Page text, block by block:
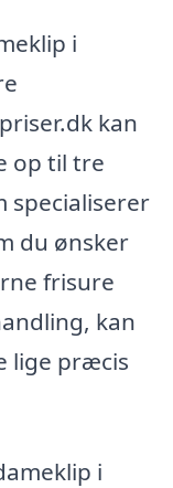
i
kan
op til tre
specialiserer
du ønsker
frisure
kan
lige præcis
i